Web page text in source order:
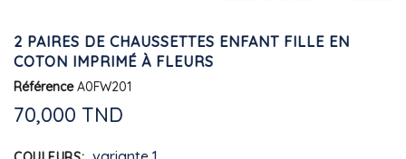
2 PAIRES DE CHAUSSETTES ENFANT FILLE EN
COTON IMPRIMÉ À FLEURS
Référence A0FW201
70,000 TND